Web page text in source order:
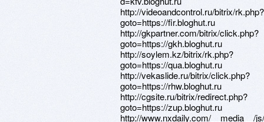
http://videoandcontrol.ru/bitrix/rk.php?
goto=https://fir.bloghut.ru
http://gkpartner.com/bitrix/click.php?
goto=https://gkh.bloghut.ru
http://soylem.kz/bitrix/rk.php?
goto=https://qua.bloghut.ru
http://vekaslide.ru/bitrix/click.php?
goto=https://rhw.bloghut.ru
http://cgsite.ru/bitrix/redirect.php?
goto=https://zup.bloghut.ru
http://www.nxdaily.com/__media__/